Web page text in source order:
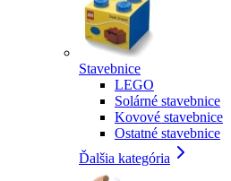
Stavebnice
LEGO
Solárné stavebnice
Kovové stavebnice
Ostatné stavebnice
Ďalšia kategória